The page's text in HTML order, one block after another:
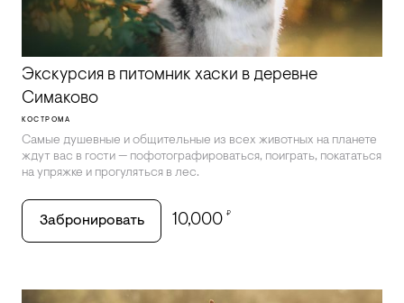
Экскурсия в питомник хаски в деревне
Симаково
КОСТРОМА
Самые душевные и общительные из всех животных на планете
ждут вас в гости — пофотографироваться, поиграть, покататься
на упряжке и прогуляться в лес.
Забронировать 10,000 ₽